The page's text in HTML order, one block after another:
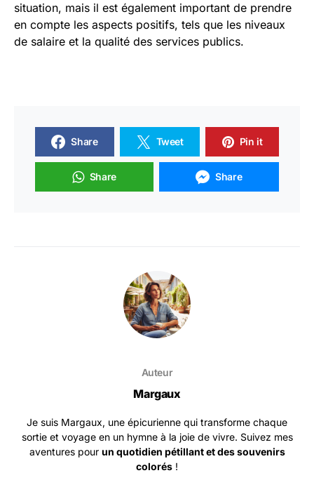
situation, mais il est également important de prendre
en compte les aspects positifs, tels que les niveaux
de salaire et la qualité des services publics.
Share Tweet Pin it
Share Share
Auteur
Margaux
Je suis Margaux, une épicurienne qui transforme chaque
sortie et voyage en un hymne à la joie de vivre. Suivez mes
aventures pour un quotidien pétillant et des souvenirs
colorés !